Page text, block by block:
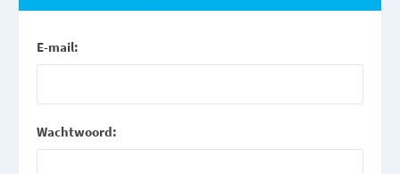
E-mail:
Wachtwoord: